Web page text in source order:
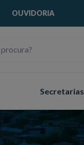
OUVIDORIA
Secretarias